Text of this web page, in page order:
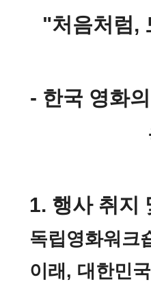
"처음처럼,
- 한국 영화
1. 행사 취지
독립영화워크
이래, 대한민